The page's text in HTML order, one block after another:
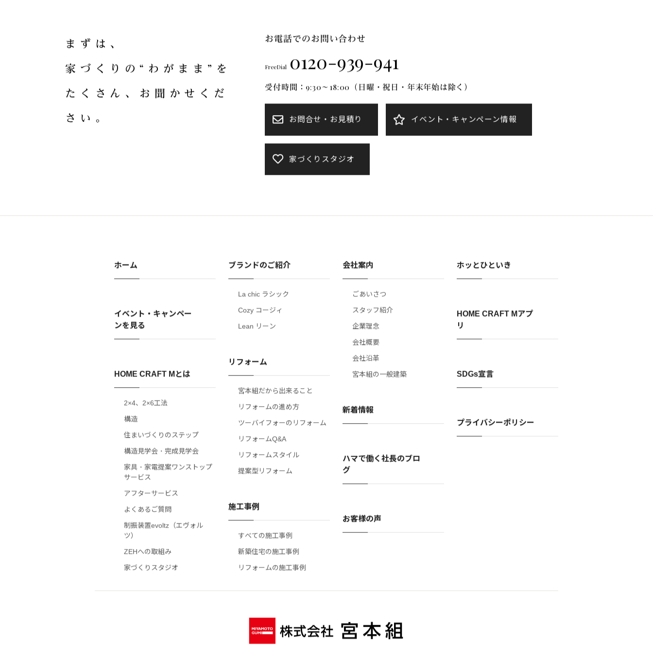
ま ず は 、
家 づ く り の “ わ が ま ま ” を
た く さ ん 、 お 聞 か せ く だ
さ い 。
お電話でのお問い合わせ
FreeDial 0120-939-941
受付時間：9:30～18:00（日曜・祝日・年末年始は除く）
お問合せ・お見積り イベント・キャンペーン情報
家づくりスタジオ
ホーム
イベント・キャンペー
ンを見る
HOME CRAFT Mとは
2×4、2×6工法
構造
住まいづくりのステップ
構造見学会・完成見学会
家具・家電提案ワンストップ
サービス
アフターサービス
よくあるご質問
制振装置evoltz（エヴォル
ツ）
ZEHへの取組み
家づくりスタジオ
ブランドのご紹介
La chic ラシック
Cozy コージィ
Lean リーン
リフォーム
宮本組だから出来ること
リフォームの進め方
ツーバイフォーのリフォーム
リフォームQ&A
リフォームスタイル
提案型リフォーム
施工事例
すべての施工事例
新築住宅の施工事例
リフォームの施工事例
会社案内
ごあいさつ
スタッフ紹介
企業理念
会社概要
会社沿革
宮本組の一般建築
新着情報
ハマで働く社長のブロ
グ
お客様の声
ホッとひといき
HOME CRAFT Mアプ
リ
SDGs宣言
プライバシーポリシー